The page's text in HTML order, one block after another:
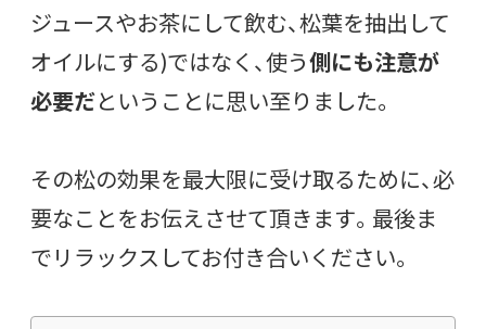
ジュースやお茶にして飲む、松葉を抽出して
オイルにする)ではなく、使う側にも注意が
必要だということに思い至りました。
その松の効果を最大限に受け取るために、必
要なことをお伝えさせて頂きます。最後ま
でリラックスしてお付き合いください。